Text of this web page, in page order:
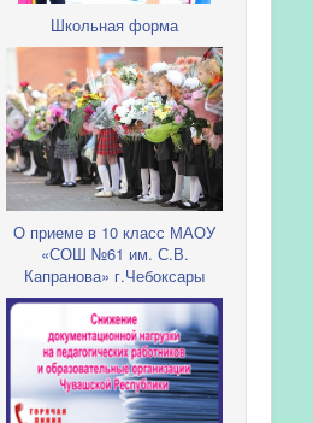
Школьная форма
О приеме в 10 класс МАОУ
«СОШ №61 им. С.В.
Капранова» г.Чебоксары